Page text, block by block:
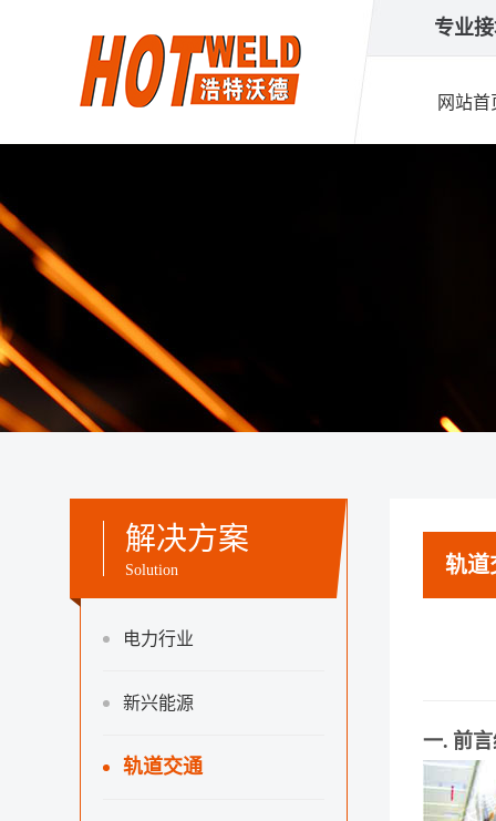
专业
网站首
解决方案
Solution
电力行业
新兴能源
轨道交通
轨道
一. 前